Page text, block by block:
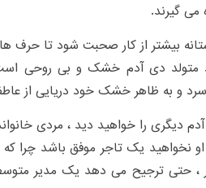
می گیرند.
بیشتر از کار صحبت شود تا
دی آدم خشک و بی روحی
و به ظاهر خشک خود دریایی از
دیگری را خواهید دید ، مردی
او نخواهید یک تاجر موفق باشد
حتی ترجیح می دهد یک مدیر